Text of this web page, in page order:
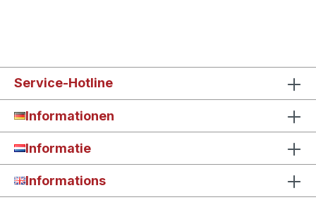
Service-Hotline
Informationen
Informatie
Informations